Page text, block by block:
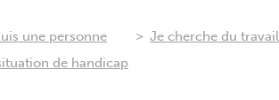
une personne
de handicap
> Je cherche du travail